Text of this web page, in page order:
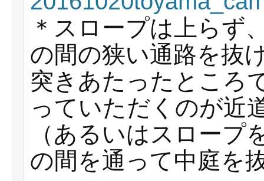
＊スロープは上らず
の間の狭い通路を抜
突きあたったところ
っていただくのが近
（あるいはスロープ
の間を通って中庭を